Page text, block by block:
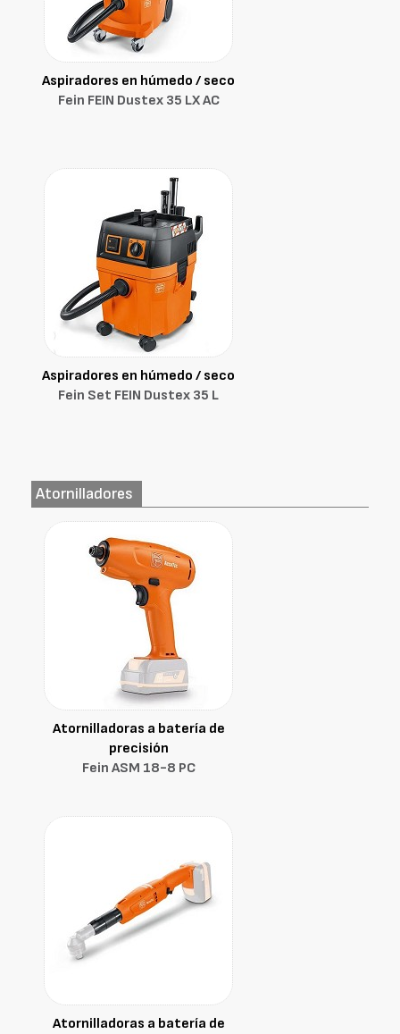
Aspiradores en húmedo / seco
Fein FEIN Dustex 35 LX AC
Aspiradores en húmedo / seco
Fein Set FEIN Dustex 35 L
Atornilladores
Atornilladoras a batería de
precisión
Fein ASM 18-8 PC
Atornilladoras a batería de